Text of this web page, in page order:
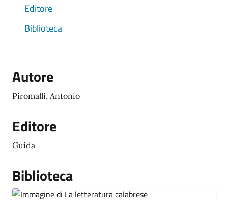
Editore
Biblioteca
Autore
Piromalli, Antonio
Editore
Guida
Biblioteca